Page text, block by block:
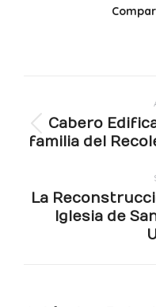
entre
Cabero
familia del
La
Iglesia de